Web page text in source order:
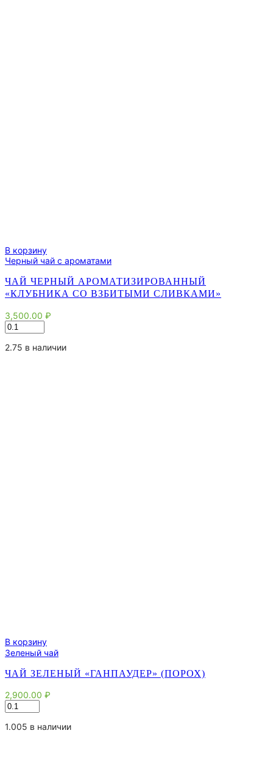
В корзину
Черный чай с ароматами
ЧАЙ ЧЕРНЫЙ АРОМАТИЗИРОВАННЫЙ
«КЛУБНИКА СО ВЗБИТЫМИ СЛИВКАМИ»
3,500.00 ₽
Количество
товара
Чай
2.75 в наличии
В корзину
Зеленый чай
ЧАЙ ЗЕЛЕНЫЙ «ГАНПАУДЕР» (ПОРОХ)
2,900.00 ₽
Количество
товара
Чай
1.005 в наличии